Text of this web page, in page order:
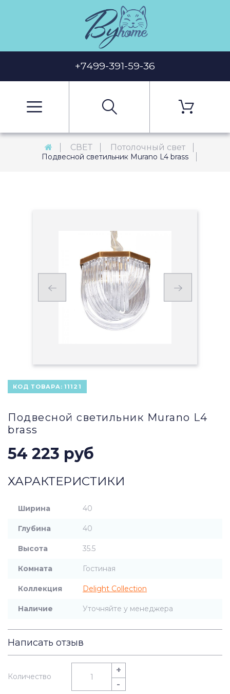
+7499-391-59-36
СВЕТ Потолочный свет
Подвесной светильник Murano L4 brass
КОД ТОВАРА: 11121
Подвесной светильник Murano L4
brass
54 223 руб
ХАРАКТЕРИСТИКИ
Ширина 40
Глубина 40
Высота 35.5
Комната Гостиная
Коллекция Delight Collection
Наличие Уточняйте у менеджера
Написать отзыв
Количество
+
-